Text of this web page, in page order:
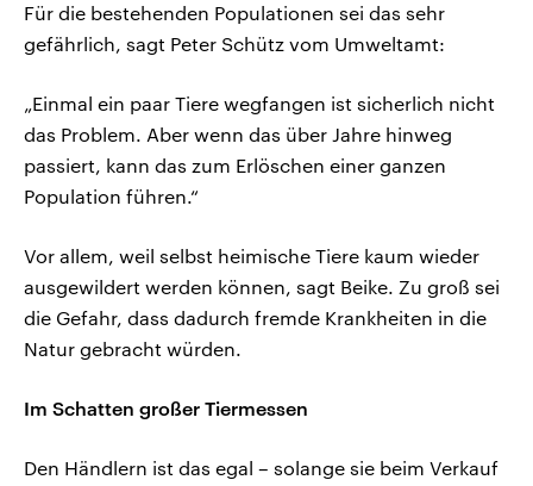
Für die bestehenden Populationen sei das sehr
gefährlich, sagt Peter Schütz vom Umweltamt:
„Einmal ein paar Tiere wegfangen ist sicherlich nicht
das Problem. Aber wenn das über Jahre hinweg
passiert, kann das zum Erlöschen einer ganzen
Population führen.“
Vor allem, weil selbst heimische Tiere kaum wieder
ausgewildert werden können, sagt Beike. Zu groß sei
die Gefahr, dass dadurch fremde Krankheiten in die
Natur gebracht würden.
Im Schatten großer Tiermessen
Den Händlern ist das egal – solange sie beim Verkauf